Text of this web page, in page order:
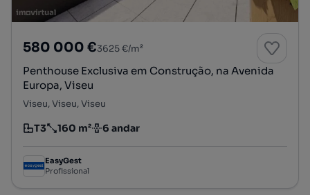
580 000 €3625 €/m²
Penthouse Exclusiva em Construção, na Avenida
Europa, Viseu
Viseu, Viseu, Viseu
Tipologia
T3
Preço por metro quadrado
160 m²
Andar 6 andar
EasyGest
Profissional